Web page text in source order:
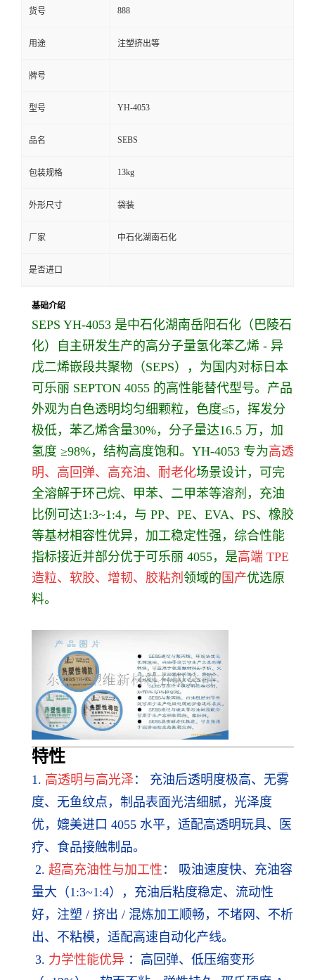
货号 888
用途 注塑挤出等
牌号
型号 YH-4053
品名 SEBS
包装规格 13kg
外形尺寸 袋装
厂家 中石化湖南石化
是否进口
基础介绍
SEPS YH-4053 是中石化湖南岳阳石化（巴陵石
化）自主研发生产的高分子量氢化苯乙烯 - 异
戊二烯嵌段共聚物（SEPS）
，为国内对标日本
可乐丽 SEPTON 4055 的高性能替代型号。产品
外观为白色透明均匀细颗粒 ，色度≤5，挥发分
极低，苯乙烯含量30%，分子量达16.5 万 ，加
氢度 ≥98%，结构高度饱和。 YH-4053 专为高透
明、高回弹、高充油、耐老化场景设计，可完
全溶解于环己烷、甲苯、二甲苯等溶剂，充油
比例可达1:3~1:4，与 PP、PE、EVA、PS、橡胶
等基材相容性优异，加工稳定性强，综合性能
指标接近并部分优于可乐丽 4055，是高端 TPE
造粒、软胶、增韧、胶粘剂 领域的 国产优选原
料。
特性
1. 高透明与高光泽 ： 充油后透明度极高、无雾
度、无鱼纹点，制品表面光洁细腻，光泽度
优，媲美进口 4055 水平，适配高透明玩具、医
疗、食品接触制品。
2. 超高充油性与加工性 ： 吸油速度快、充油容
量大（1:3~1:4），充油后粘度稳定、流动性
好，注塑 / 挤出 / 混炼加工顺畅，不堵网、不析
出、不粘模，适配高速自动化产线。
3. 力学性能优异 ：高回弹、低压缩变形